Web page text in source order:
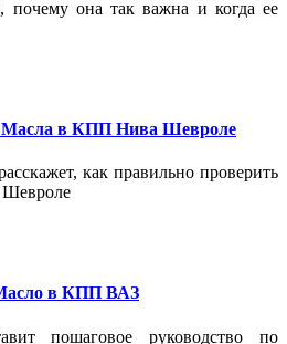
почему она так важна и когда ее
Масла в КПП Нива Шевроле
как правильно проверить
в КПП ВАЗ
пошаговое руководство по